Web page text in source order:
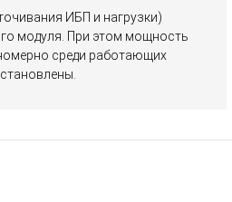
ИБП и нагрузки)
модуля. При этом мощность
среди работающих